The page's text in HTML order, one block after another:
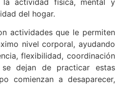
del hogar.
actividades que le permiten
nivel corporal, ayudando
flexibilidad, coordinación
dejan de practicar estas
comienzan a desaparecer,